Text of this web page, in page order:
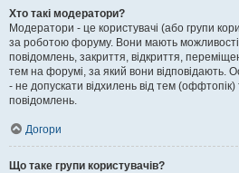
Хто такі модератори?
Модератори - це користувачі (або групи
за роботою форуму. Вони мають
повідомлень, закриття, відкриття,
тем на форумі, за який вони відповідають.
- не допускати відхилень від тем
повідомлень.
Догори
Що таке групи користувачів?